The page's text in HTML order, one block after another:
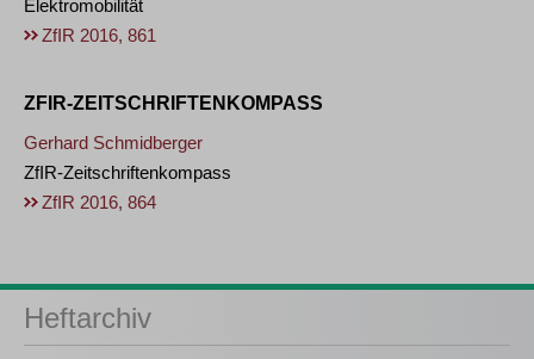
Elektromobilität
ZfIR 2016, 861
ZFIR-ZEITSCHRIFTENKOMPASS
Gerhard Schmidberger
ZfIR-Zeitschriftenkompass
ZfIR 2016, 864
Heftarchiv